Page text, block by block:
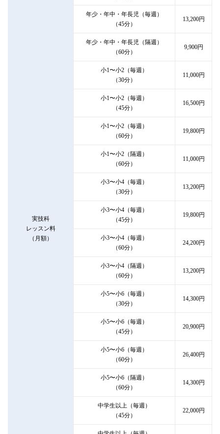
実技科
レッスン料
（月額）
年少・年中・年長児（毎週）
（45分）
13,200円
年少・年中・年長児（隔週）
（60分）
9,900円
小1〜小2（毎週）
（30分）
11,000円
小1〜小2（毎週）
（45分）
16,500円
小1〜小2（毎週）
（60分）
19,800円
小1〜小2（隔週）
（60分）
11,000円
小3〜小4（毎週）
（30分）
13,200円
小3〜小4（毎週）
（45分）
19,800円
小3〜小4（毎週）
（60分）
24,200円
小3〜小4（隔週）
（60分）
13,200円
小5〜小6（毎週）
（30分）
14,300円
小5〜小6（毎週）
（45分）
20,900円
小5〜小6（毎週）
（60分）
26,400円
小5〜小6（隔週）
（60分）
14,300円
中学生以上（毎週）
（45分）
22,000円